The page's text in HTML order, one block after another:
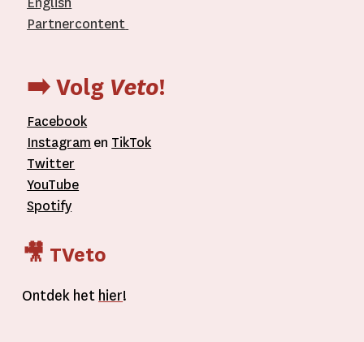
Partnercontent
➡️ Volg Veto!
Facebook
Instagram en TikTok
Twitter
YouTube
Spotify
🎥 TVeto
Ontdek het hier!